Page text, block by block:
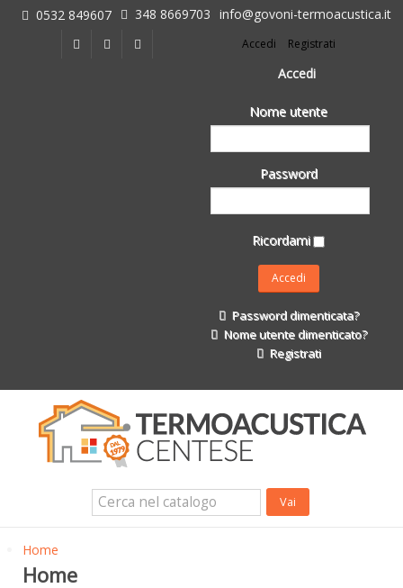
0532 849607 348 8669703 info@govoni-termoacustica.it
Accedi Registrati
Accedi
Nome utente
Password
Ricordami
Password dimenticata?
Nome utente dimenticato?
Registrati
L'azienda
Chi siamo
Fasi della Ricostruzione Post Terremoto
Impermeabilizzanti per l'edilizia
Isolanti Termici, cartongesso e sistemi a secco
Impermeabilizzanti per l'edilizia
Isolanti Termici, cartongesso e sistemi a secco
Isolanti Acustici
Porte e Finestre
Home
Home